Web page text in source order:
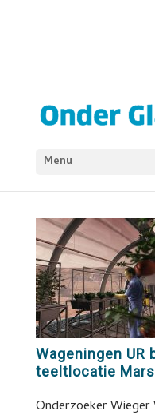
Menu
Wageningen UR
teeltlocatie
Onderzoeker Wieger